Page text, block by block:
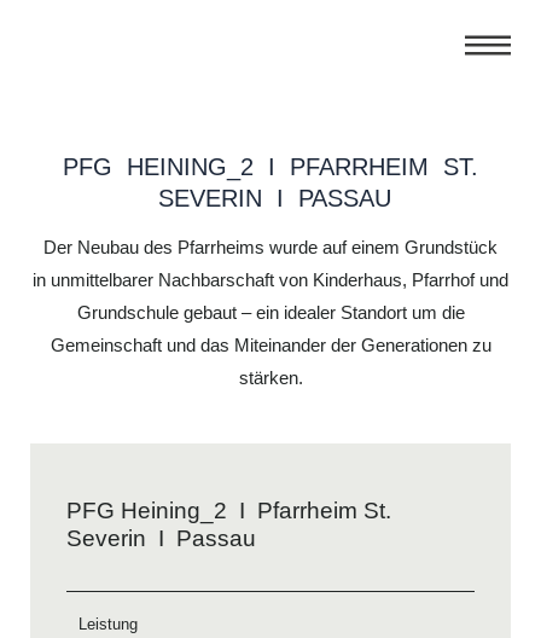
PFG HEINING_2 I PFARRHEIM ST.
SEVERIN I PASSAU
Der Neubau des Pfarrheims wurde auf einem Grundstück
in unmittelbarer Nachbarschaft von Kinderhaus, Pfarrhof und
Grundschule gebaut – ein idealer Standort um die
Gemeinschaft und das Miteinander der Generationen zu
stärken.
PFG Heining_2 I Pfarrheim St.
Severin I Passau
Leistung